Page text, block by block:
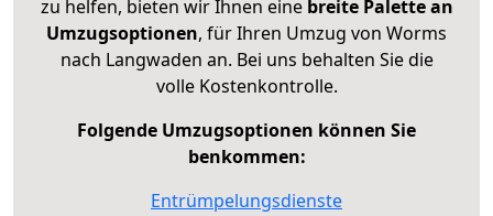
zu helfen, bieten wir Ihnen eine breite Palette an
Umzugsoptionen, für Ihren Umzug von Worms
nach Langwaden an. Bei uns behalten Sie die
volle Kostenkontrolle.
Folgende Umzugsoptionen können Sie
benkommen:
Entrümpelungsdienste